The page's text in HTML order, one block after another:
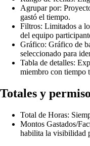
Agrupar por:
gastó el tiempo.
Filtros: Limitados a
del equipo
Gráfico: Gráfico de
seleccionado para
Tabla de detalles:
miembro con tiempo
Totales y
Total de Horas:
Montos Gastados/
habilita la visibilidad